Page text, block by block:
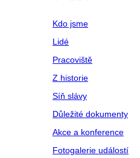
Kdo jsme
Lidé
Pracoviště
Z historie
Síň slávy
Důležité dokumenty
Akce a konference
Fotogalerie událostí